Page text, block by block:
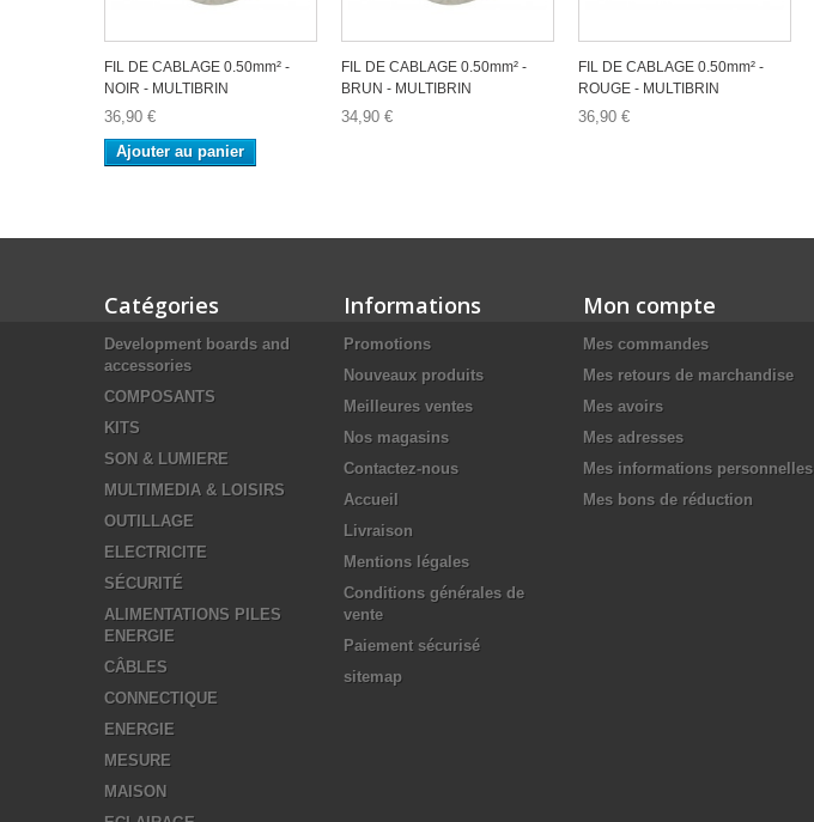
FIL DE CABLAGE 0.50mm² -
NOIR - MULTIBRIN
36,90 €
Ajouter au panier
FIL DE CABLAGE 0.50mm² -
BRUN - MULTIBRIN
34,90 €
FIL DE CABLAGE 0.50mm² -
ROUGE - MULTIBRIN
36,90 €
Catégories
Development boards and
accessories
COMPOSANTS
KITS
SON & LUMIERE
MULTIMEDIA & LOISIRS
OUTILLAGE
ELECTRICITE
SÉCURITÉ
ALIMENTATIONS PILES
ENERGIE
CÂBLES
CONNECTIQUE
ENERGIE
MESURE
MAISON
Informations
Promotions
Nouveaux produits
Meilleures ventes
Nos magasins
Contactez-nous
Accueil
Livraison
Mentions légales
Conditions générales de
vente
Paiement sécurisé
sitemap
Mon compte
Mes commandes
Mes retours de marchandise
Mes avoirs
Mes adresses
Mes informations personnelles
Mes bons de réduction